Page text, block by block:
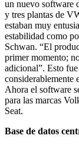
un nuevo software
y tres plantas de
estaban muy
estabilidad como
Schwan. “El
primer momento;
adicional”. Esto
considerablemente
Ahora el software
para las marcas
Seat.
Base de datos